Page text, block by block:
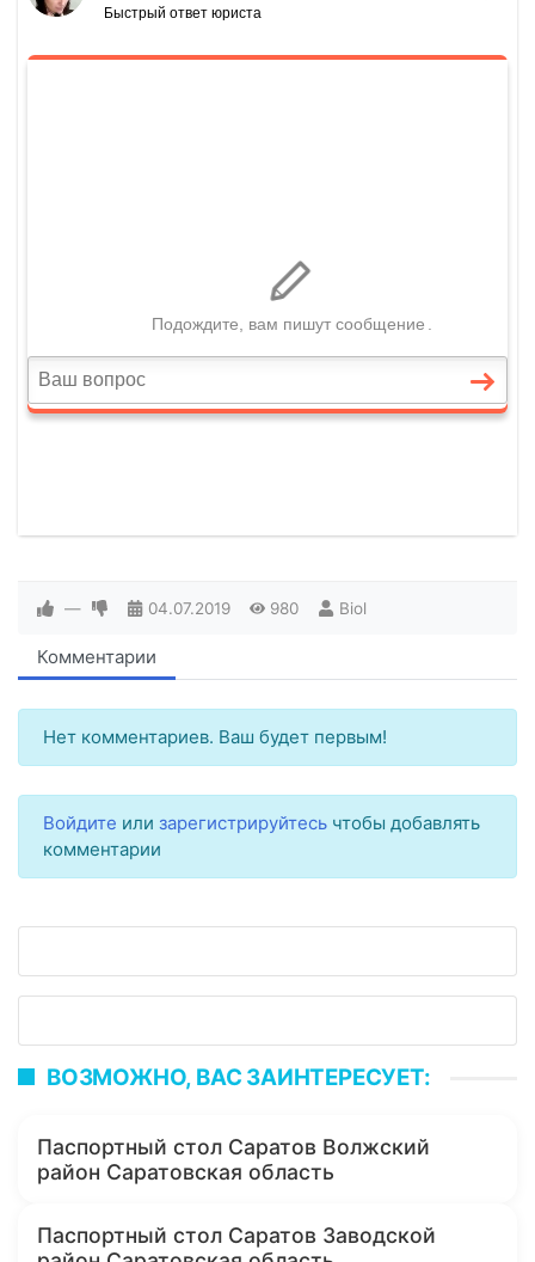
— 04.07.2019 980 Biol
Комментарии
Нет комментариев. Ваш будет первым!
Войдите или зарегистрируйтесь чтобы добавлять
комментарии
ВОЗМОЖНО, ВАС ЗАИНТЕРЕСУЕТ:
Паспортный стол Саратов Волжский
район Саратовская область
Паспортный стол Саратов Заводской